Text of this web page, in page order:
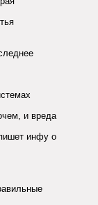
и вреда
инфу о